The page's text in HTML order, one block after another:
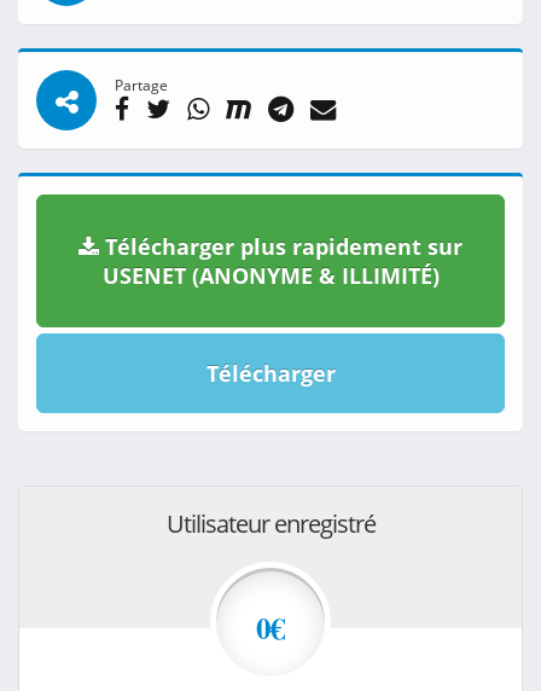
Partage
Télécharger plus rapidement sur
USENET (ANONYME & ILLIMITÉ)
Télécharger
Utilisateur enregistré
0€